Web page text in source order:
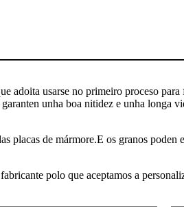
adoita usarse no primeiro proceso
unha boa nitidez e unha longa
placas de mármore.E os granos
polo que aceptamos a